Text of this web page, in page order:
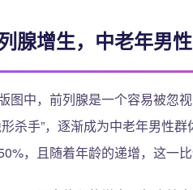
腺增生，中老年男
图中，前列腺是一个容易被忽
杀手”，逐渐成为中老年男性
，且随着年龄的递增，这一比